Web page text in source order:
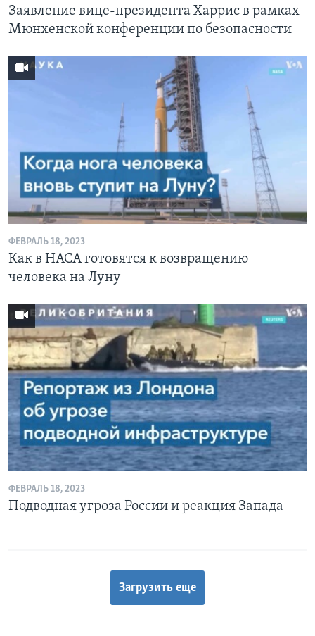
Заявление вице-президента Харрис в рамках
Мюнхенской конференции по безопасности
ФЕВРАЛЬ 18, 2023
Как в НАСА готовятся к возвращению
человека на Луну
ФЕВРАЛЬ 18, 2023
Подводная угроза России и реакция Запада
Загрузить еще